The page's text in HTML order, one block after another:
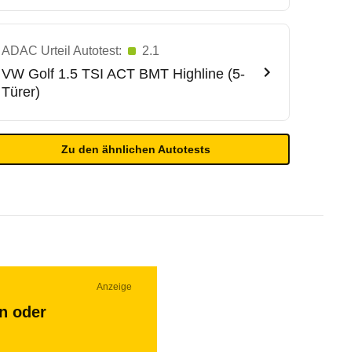
ADAC Urteil Autotest: 2.1
VW Golf 1.5 TSI ACT BMT Highline (5-
Türer)
Zu den ähnlichen Autotests
Anzeige
oder